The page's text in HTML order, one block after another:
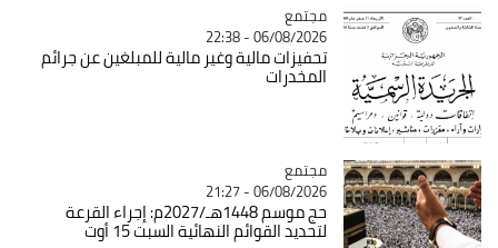
Catégorie
مجتمع
06/08/2026 - 22:38
تحفيزات مالية وغير مالية للمبلغين عن جرائم
المخدرات
Catégorie
مجتمع
06/08/2026 - 21:27
حج موسم 1448هـ/2027م: إجراء القرعة
لتحديد القوائم النهائية السبت 15 أوت